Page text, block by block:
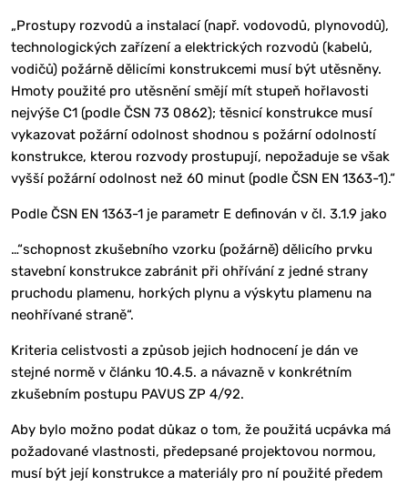
„Prostupy rozvodů a instalací (např. vodovodů, plynovodů),
technologických zařízení a elektrických rozvodů (kabelů,
vodičů) požárně dělicími konstrukcemi musí být utěsněny.
Hmoty použité pro utěsnění smějí mít stupeň hořlavosti
nejvýše C1 (podle ČSN 73 0862); těsnicí konstrukce musí
vykazovat požární odolnost shodnou s požární odolností
konstrukce, kterou rozvody prostupují, nepožaduje se však
vyšší požární odolnost než 60 minut (podle ČSN EN 1363-1).“
Podle ČSN EN 1363-1 je parametr E definován v čl. 3.1.9 jako
…“schopnost zkušebního vzorku (požárně) dělicího prvku
stavební konstrukce zabránit při ohřívání z jedné strany
pruchodu plamenu, horkých plynu a výskytu plamenu na
neohřívané straně“.
Kriteria celistvosti a způsob jejich hodnocení je dán ve
stejné normě v článku 10.4.5. a návazně v konkrétním
zkušebním postupu PAVUS ZP 4/92.
Aby bylo možno podat důkaz o tom, že použitá ucpávka má
požadované vlastnosti, předepsané projektovou normou,
musí být její konstrukce a materiály pro ní použité předem